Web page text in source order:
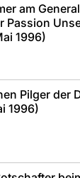
am
Passion
1996)
Pilger der
1996)